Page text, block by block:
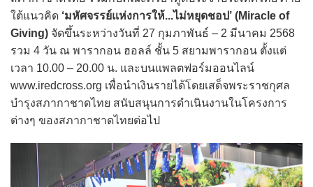
ใต้แนวคิด ‘มหัศจรรย์แห่งการให้...ไม่หยุดชอป’ (Miracle of
Giving) จัดขึ้นระหว่างวันที่ 27 กุมภาพันธ์ – 2 มีนาคม 2568
รวม 4 วัน ณ พารากอน ฮอลล์ ชั้น 5 สยามพารากอน ตั้งแต่
เวลา 10.00 – 20.00 น. และบนแพลตฟอร์มออนไลน์
www.iredcross.org เพื่อนำเงินรายได้โดยเสด็จพระราชกุศล
บำรุงสภากาชาดไทย สนับสนุนการดำเนินงานในโครงการ
ต่างๆ ของสภากาชาดไทยต่อไป